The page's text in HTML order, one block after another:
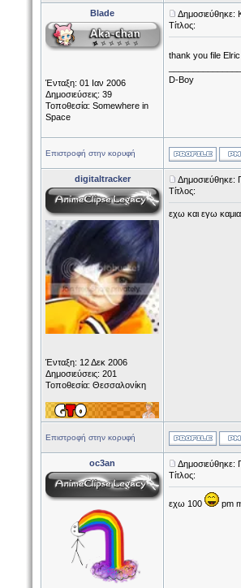
Blade
Ένταξη: 01 Ιαν 2006
Δημοσιεύσεις: 39
Τοποθεσία: Somewhere in
Space
Δημοσιεύθηκε:
Τίτλος:
thank you file
D-Boy
Επιστροφή στην κορυφή
digitaltracker
Ένταξη: 12 Δεκ 2006
Δημοσιεύσεις: 201
Τοποθεσία: Θεσσαλονίκη
Δημοσιεύθηκε:
Τίτλος:
εχω και εγω
Επιστροφή στην κορυφή
oc3an
Δημοσιεύθηκε:
Τίτλος:
εχω 100 pm